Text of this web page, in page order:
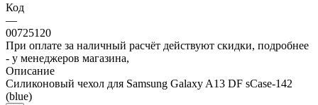
Код
—
00725120
При оплате за наличный расчёт действуют скидки, подробнее
- у менеджеров магазина,
Описание
Силиконовый чехол для Samsung Galaxy A13 DF sCase-142
(blue)